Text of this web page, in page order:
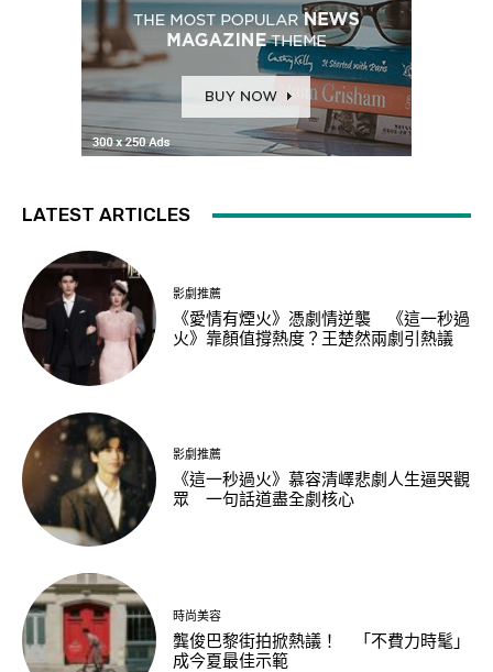
LATEST ARTICLES
影劇推薦
《愛情有煙火》憑劇情逆襲 《這一秒過
火》靠顏值撐熱度？王楚然兩劇引熱議
影劇推薦
《這一秒過火》慕容清嶧悲劇人生逼哭觀
眾 一句話道盡全劇核心
時尚美容
龔俊巴黎街拍掀熱議！ 「不費力時髦」
成今夏最佳示範